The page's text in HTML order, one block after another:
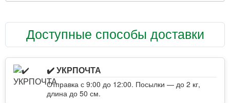
Доступные способы доставки
✔️ УКРПОЧТА
Отправка с 9:00 до 12:00. Посылки — до 2 кг,
длина до 50 см.